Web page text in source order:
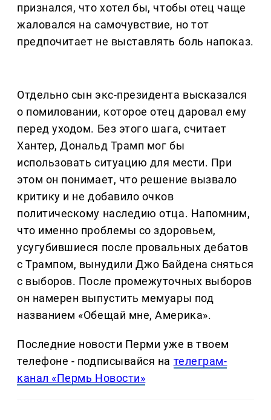
признался, что хотел бы, чтобы отец чаще
жаловался на самочувствие, но тот
предпочитает не выставлять боль напоказ.
Отдельно сын экс-президента высказался
о помиловании, которое отец даровал ему
перед уходом. Без этого шага, считает
Хантер, Дональд Трамп мог бы
использовать ситуацию для мести. При
этом он понимает, что решение вызвало
критику и не добавило очков
политическому наследию отца. Напомним,
что именно проблемы со здоровьем,
усугубившиеся после провальных дебатов
с Трампом, вынудили Джо Байдена сняться
с выборов. После промежуточных выборов
он намерен выпустить мемуары под
названием «Обещай мне, Америка».
Последние новости Перми уже в твоем
телефоне - подписывайся на телеграм-
канал «Пермь Новости»